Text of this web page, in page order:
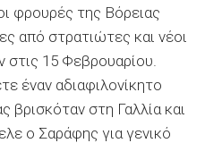
φρουρές της Βόρειας
από στρατιώτες και νέοι
15 Φεβρουαρίου.
έναν αδιαφιλονίκητο
στη Γαλλία και
ο Σαράφης για γενικό